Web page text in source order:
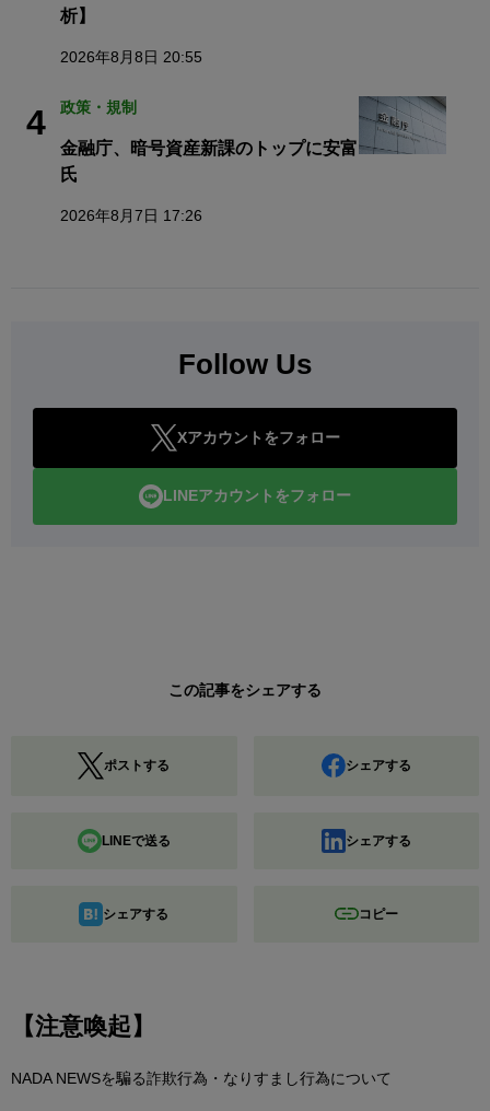
析】
2026年8月8日 20:55
4 政策・規制
金融庁、暗号資産新課のトップに安富
氏
2026年8月7日 17:26
Follow Us
Xアカウントをフォロー
LINEアカウントをフォロー
この記事をシェアする
ポストする シェアする
LINEで送る シェアする
シェアする コピー
【注意喚起】
NADA NEWSを騙る詐欺行為・なりすまし行為について